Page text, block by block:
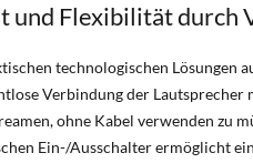
und Flexibilität durch
technologischen
Verbindung der Lautsprecher
ohne Kabel verwenden zu
Ein-/Ausschalter ermöglicht